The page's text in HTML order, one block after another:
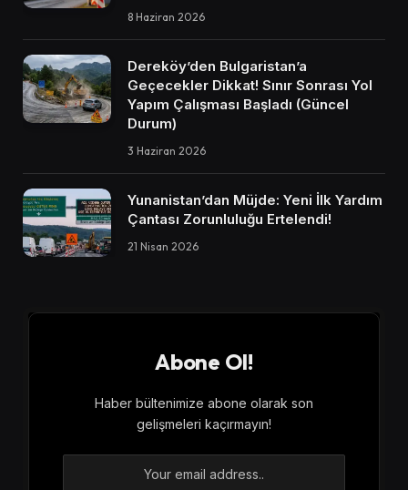
8 Haziran 2026
Dereköy’den Bulgaristan’a
Geçecekler Dikkat! Sınır Sonrası Yol
Yapım Çalışması Başladı (Güncel
Durum)
3 Haziran 2026
Yunanistan’dan Müjde: Yeni İlk Yardım
Çantası Zorunluluğu Ertelendi!
21 Nisan 2026
Abone Ol!
Haber bültenimize abone olarak son
gelişmeleri kaçırmayın!